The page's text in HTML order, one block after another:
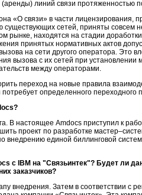
линий связи протяженностью
«О связи» в части лицензирования,
существующих сетей, приняты совсем
находятся на стадии
принятых нормативных актов
на сети другого оператора. Это
вызова с их сетей при
между операторами.
переход на новые правила
определенного переходного
В настоящее Amdocs приступил к
проект по разработке
единой биллинговой
с IBM на "Связьинтек"? Будет ли
заказчиков?
внедрения. Затем в соответствии с